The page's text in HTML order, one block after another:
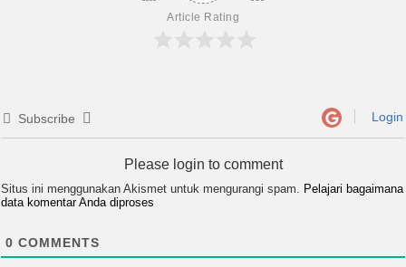
Article Rating
Subscribe Login
Please login to comment
Situs ini menggunakan Akismet untuk mengurangi spam. Pelajari bagaimana
data komentar Anda diproses
0 COMMENTS